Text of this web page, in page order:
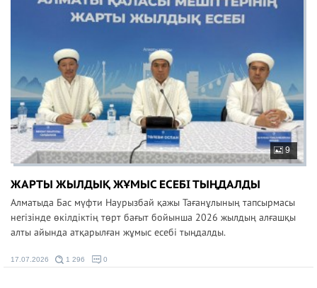
9
ЖАРТЫ ЖЫЛДЫҚ ЖҰМЫС ЕСЕБІ ТЫҢДАЛДЫ
Алматыда Бас мүфти Наурызбай қажы Тағанұлының тапсырмасы
негізінде өкілдіктің төрт бағыт бойынша 2026 жылдың алғашқы
алты айында атқарылған жұмыс есебі тыңдалды.
17.07.2026 1 296 0